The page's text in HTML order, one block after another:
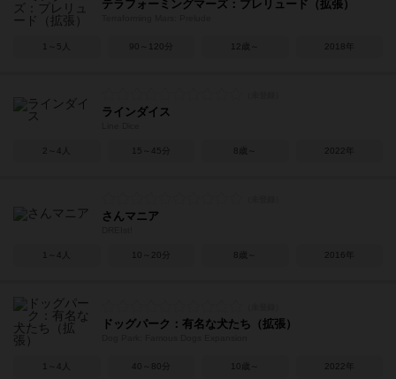
テラフォーミングマーズ：プレリュード（拡張）
1～5人 90～120分 12歳～ 2018年
ラインダイス
2～4人 15～45分 8歳～ 2022年
さんマニア
1～4人 10～20分 8歳～ 2016年
ドッグパーク：有名な犬たち（拡張）
1～4人 40～80分 10歳～ 2022年